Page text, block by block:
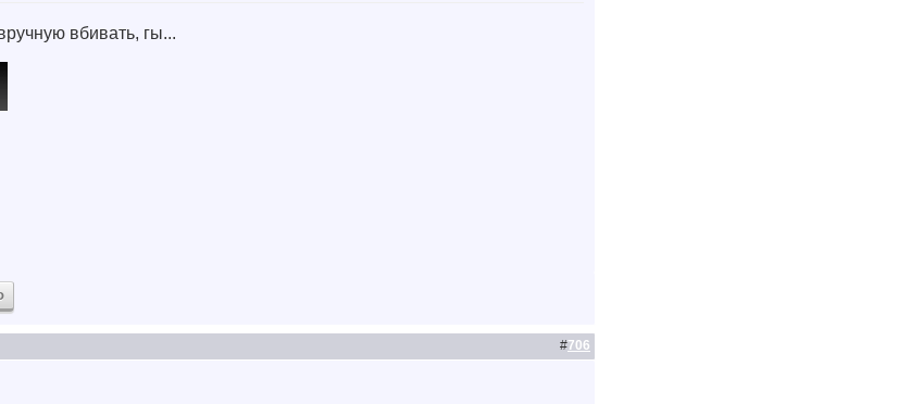
вбивать, гы...
#706